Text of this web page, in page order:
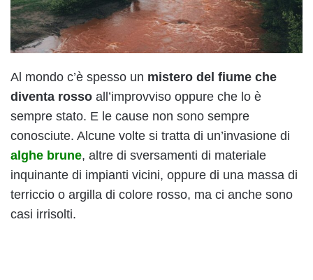
Al mondo c’è spesso un mistero del fiume che
diventa rosso all’improvviso oppure che lo è
sempre stato. E le cause non sono sempre
conosciute. Alcune volte si tratta di un’invasione di
alghe brune, altre di sversamenti di materiale
inquinante di impianti vicini, oppure di una massa di
terriccio o argilla di colore rosso, ma ci anche sono
casi irrisolti.